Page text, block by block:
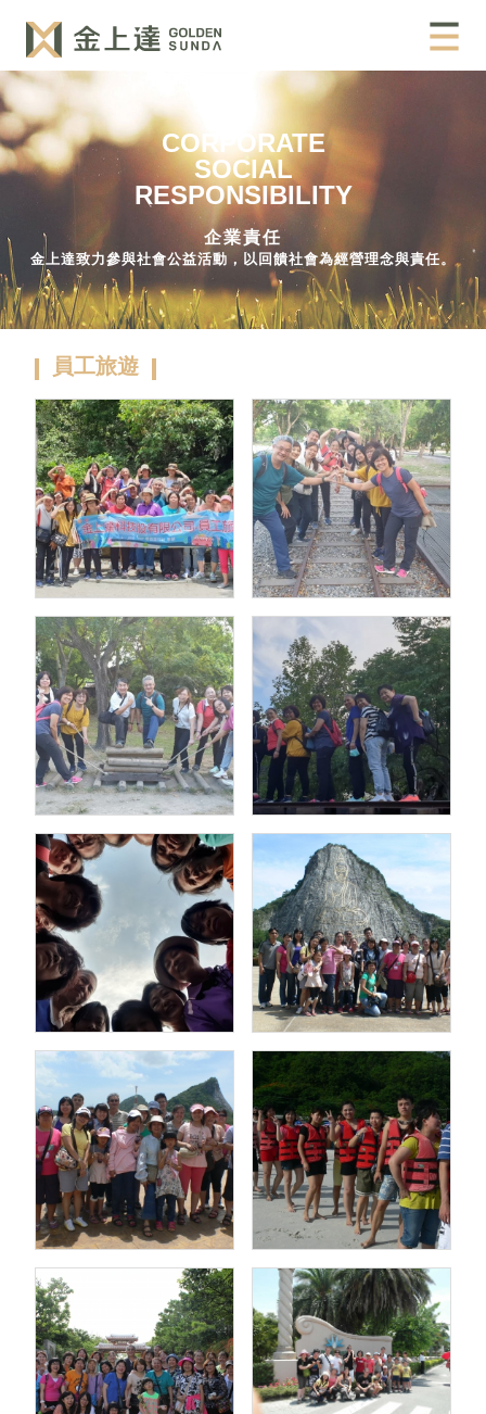
CORPORATE
SOCIAL
RESPONSIBILITY
企業責任
金上達致力參與社會公益活動，以回饋社會為經營理念與責任。
員工旅遊